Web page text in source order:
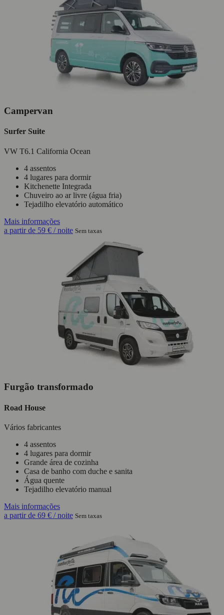
Campervan
Surfer Suite
VW T6.1 California Ocean
4 assentos
4 lugares para dormir
Kitchenette Integrada
Chuveiro ao ar livre (água fria)
Tejadilho elevatório automático
Mais informações
a partir de 59 € / noite Sem taxas
Furgão transformado
Road House
Vários fabricantes
4 assentos
4 lugares para dormir
Grande área de cozinha
Casa de banho com duche e sanita
Água quente
Tejadilho elevatório manual
Mais informações
a partir de 69 € / noite Sem taxas